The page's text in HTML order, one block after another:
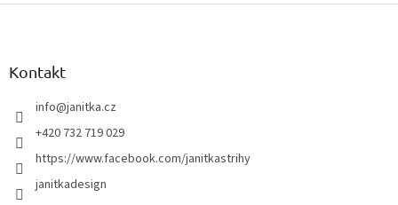
Z
Kontakt
info@janitka.cz
+420 732 719 029
https://www.facebook.com/janitkastrihy
janitkadesign